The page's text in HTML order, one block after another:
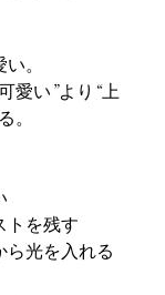
。
愛い”より“上
。
トを残す
ら光を入れる